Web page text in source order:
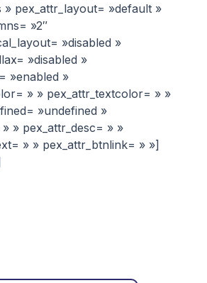
pex_attr_layout= »default »
»2″
»disabled »
»disabled »
»enabled »
» » pex_attr_textcolor= » »
»undefined »
» pex_attr_desc= » »
» » pex_attr_btnlink= » »]